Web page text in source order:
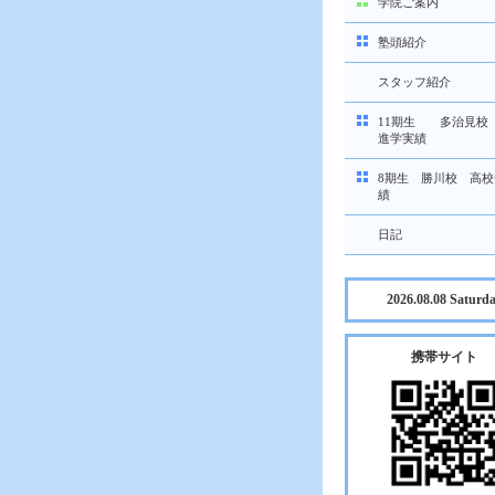
塾頭紹介
スタッフ紹介
11期生 多治見校
進学実績
8期生 勝川校 高校
績
日記
2026.08.08
携帯サイト